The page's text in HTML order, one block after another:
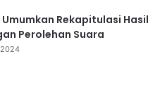
Umumkan Rekapitulasi Hasil
Perolehan Suara